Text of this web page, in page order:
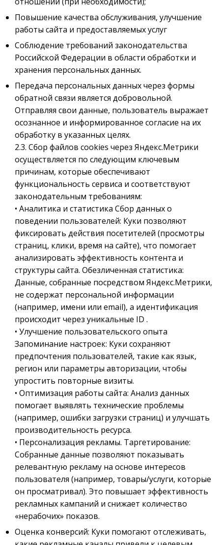
Повышение качества обслуживания, улучшение
работы сайта и предоставляемых услуг
Соблюдение требований законодательства
Российской Федерации в области обработки и
хранения персональных данных.
Передача персональных данных через формы
обратной связи является добровольной.
Отправляя свои данные, пользователь выражает
осознанное и информированное согласие на их
обработку в указанных целях.
2.3. Сбор файлов cookies через Яндекс.Метрики
осуществляется по следующим ключевым
причинам, которые обеспечивают
функциональность сервиса и соответствуют
законодательным требованиям:
• Аналитика и статистика Сбор данных о
поведении пользователей: Куки позволяют
фиксировать действия посетителей (просмотры
страниц, клики, время на сайте), что помогает
анализировать эффективность контента и
структуры сайта. Обезличенная статистика:
Данные, собранные посредством Яндекс.Метрики,
не содержат персональной информации
(например, имени или email), а идентификация
происходит через уникальные ID .
• Улучшение пользовательского опыта
Запоминание настроек: Куки сохраняют
предпочтения пользователей, такие как язык,
регион или параметры авторизации, чтобы
упростить повторные визиты.
• Оптимизация работы сайта: Анализ данных
помогает выявлять технические проблемы
(например, ошибки загрузки страниц) и улучшать
производительность ресурса.
• Персонализация рекламы. Таргетирование:
Собранные данные позволяют показывать
релевантную рекламу на основе интересов
пользователя (например, товары/услуги, которые
он просматривал). Это повышает эффективность
рекламных кампаний и снижает количество
«нерабочих» показов.
Оценка конверсий: Куки помогают отслеживать,